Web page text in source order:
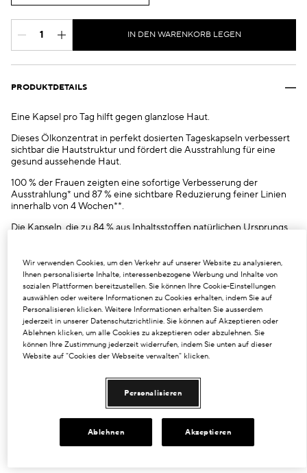
IN DEN WARENKORB LEGEN
PRODUKTDETAILS
Eine Kapsel pro Tag hilft gegen glanzlose Haut.
Dieses Ölkonzentrat in perfekt dosierten Tageskapseln verbessert
sichtbar die Hautstruktur und fördert die Ausstrahlung für eine
gesund aussehende Haut.
100 % der Frauen zeigten eine sofortige Verbesserung der
Ausstrahlung* und 87 % eine sichtbare Reduzierung feiner Linien
innerhalb von 4 Wochen**.
Die Kapseln, die zu 84 % aus Inhaltsstoffen natürlichen Ursprungs
sichtbar das Erscheinungsbild feiner Linien, verbessern das
Strahlen der Haut und schützen die Haut vor Umwelteinflüssen.
*Klinische Tests an 29 Frauen, unmittelbar nach einmaliger
Anwendung.
**Klinische Tests mit 29 Frauen nach 4-wöchiger Anwendung des
Produkts, 2x/Tag.
***Gemäß der ISO-Norm 16128 aus pflanzlichen Quellen,
mineralischen Quellen ohne Erdöl und/oder Wasser.
Feine Linien und Fältchen
Nachgewiesene Ergebnisse
Verbessert die Ausstrahlung sofort und langfristig. Antioxidativer
Wir verwenden Cookies, um den Verkehr auf unserer Website zu analysieren,
Ihnen personalisierte Inhalte, interessenbezogene Werbung und Inhalte von
sozialen Plattformen bereitzustellen. Sie können Ihre Cookie-Einstellungen
auswählen oder weitere Informationen zu Cookies erhalten, indem Sie auf
Personalisieren klicken. Weitere Informationen erhalten Sie ausserdem
jederzeit in unserer Datenschutzrichtlinie. Sie können auf Akzeptieren oder
Ablehnen klicken, um alle Cookies zu akzeptieren oder abzulehnen. Sie
können Ihre Zustimmung jederzeit widerrufen, indem Sie unten auf dieser
Website auf "Cookies der Webseite verwalten" klicken.
Personalisieren
Ablehnen Akzeptieren